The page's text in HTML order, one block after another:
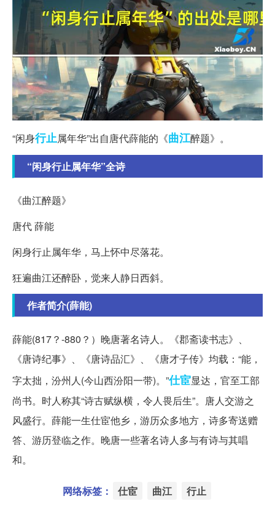
“闲身行止属年华”出自唐代薛能的《曲江醉题》。
“闲身行止属年华”全诗
《曲江醉题》
唐代 薛能
闲身行止属年华，马上怀中尽落花。
狂遍曲江还醉卧，觉来人静日西斜。
作者简介(薛能)
薛能(817？-880？）晚唐著名诗人。《郡斋读书志》、
《唐诗纪事》、《唐诗品汇》、《唐才子传》均载：“能，
字太拙，汾州人(今山西汾阳一带)。”仕宦显达，官至工部
尚书。时人称其“诗古赋纵横，令人畏后生”。唐人交游之
风盛行。薛能一生仕宦他乡，游历众多地方，诗多寄送赠
答、游历登临之作。晚唐一些著名诗人多与有诗与其唱
和。
网络标签： 仕宦 曲江 行止